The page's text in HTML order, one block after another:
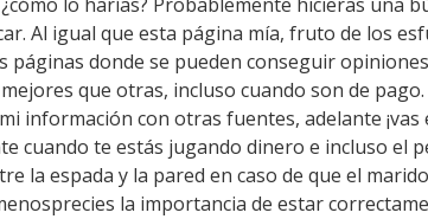
Al igual que esta página mía, fruto de los
páginas donde se pueden conseguir
que otras, incluso cuando son de
información con otras fuentes, adelante
cuando te estás jugando dinero e incluso el
la espada y la pared en caso de que el
la importancia de estar